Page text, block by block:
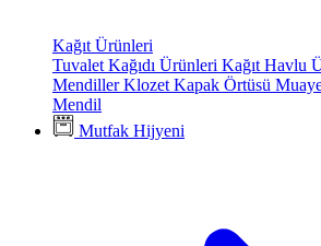
Kağıt Ürünleri
Tuvalet Kağıdı Ürünleri Kağıt Havlu
MendillerKlozet Kapak Örtüsü
Mendil
Mutfak Hijyeni